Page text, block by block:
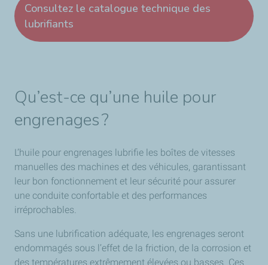
Consultez le catalogue technique des
lubrifiants
Qu’est-ce qu’une huile pour
engrenages ?
L’huile pour engrenages lubrifie les boîtes de vitesses
manuelles des machines et des véhicules, garantissant
leur bon fonctionnement et leur sécurité pour assurer
une conduite confortable et des performances
irréprochables.
Sans une lubrification adéquate, les engrenages seront
endommagés sous l’effet de la friction, de la corrosion et
des températures extrêmement élevées ou basses. Ces